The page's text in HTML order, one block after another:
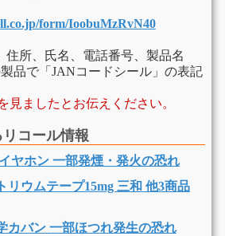
form/IoobuMzRvN40
住所、氏名、電話番号、製品名
品で「JANコードシール」の表記
見ましたとお伝えください。
コール情報
ヤホン 一部発煙・発火の恐れ
リウムテープ15mg 三和 他3商品
カバン 一部ほつれ発生の恐れ